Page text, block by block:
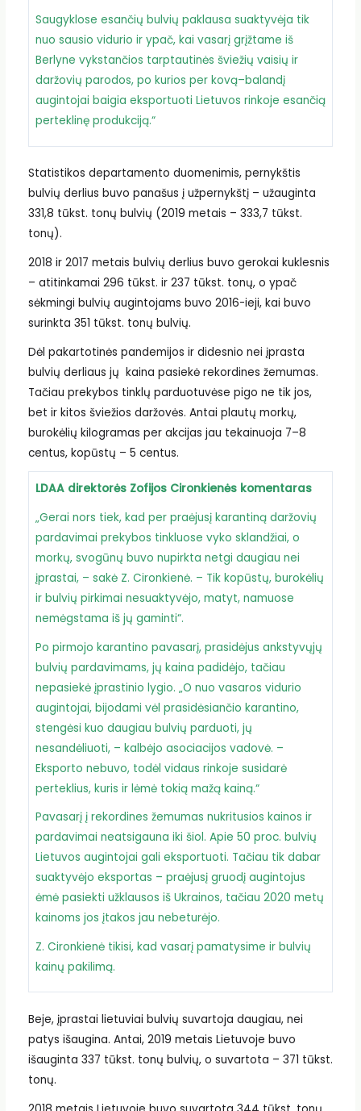
Saugyklose esančių bulvių paklausa suaktyvėja tik
nuo sausio vidurio ir ypač, kai vasarį grįžtame iš
Berlyne vykstančios tarptautinės šviežių vaisių ir
daržovių parodos, po kurios per kovą–balandį
augintojai baigia eksportuoti Lietuvos rinkoje esančią
perteklinę produkciją.“
Statistikos departamento duomenimis, pernykštis
bulvių derlius buvo panašus į užpernykštį – užauginta
331,8 tūkst. tonų bulvių (2019 metais – 333,7 tūkst.
tonų).
2018 ir 2017 metais bulvių derlius buvo gerokai kuklesnis
– atitinkamai 296 tūkst. ir 237 tūkst. tonų, o ypač
sėkmingi bulvių augintojams buvo 2016-ieji, kai buvo
surinkta 351 tūkst. tonų bulvių.
Dėl pakartotinės pandemijos ir didesnio nei įprasta
bulvių derliaus jų kaina pasiekė rekordines žemumas.
Tačiau prekybos tinklų parduotuvėse pigo ne tik jos,
bet ir kitos šviežios daržovės. Antai plautų morkų,
burokėlių kilogramas per akcijas jau tekainuoja 7–8
centus, kopūstų – 5 centus.
LDAA direktorės Zofijos Cironkienės komentaras
„Gerai nors tiek, kad per praėjusį karantiną daržovių
pardavimai prekybos tinkluose vyko sklandžiai, o
morkų, svogūnų buvo nupirkta netgi daugiau nei
įprastai, – sakė Z. Cironkienė. – Tik kopūstų, burokėlių
ir bulvių pirkimai nesuaktyvėjo, matyt, namuose
nemėgstama iš jų gaminti“.
Po pirmojo karantino pavasarį, prasidėjus ankstyvųjų
bulvių pardavimams, jų kaina padidėjo, tačiau
nepasiekė įprastinio lygio. „O nuo vasaros vidurio
augintojai, bijodami vėl prasidėsiančio karantino,
stengėsi kuo daugiau bulvių parduoti, jų
nesandėliuoti, – kalbėjo asociacijos vadovė. –
Eksporto nebuvo, todėl vidaus rinkoje susidarė
perteklius, kuris ir lėmė tokią mažą kainą.“
Pavasarį į rekordines žemumas nukritusios kainos ir
pardavimai neatsigauna iki šiol. Apie 50 proc. bulvių
Lietuvos augintojai gali eksportuoti. Tačiau tik dabar
suaktyvėjo eksportas – praėjusį gruodį augintojus
ėmė pasiekti užklausos iš Ukrainos, tačiau 2020 metų
kainoms jos įtakos jau nebeturėjo.
Z. Cironkienė tikisi, kad vasarį pamatysime ir bulvių
kainų pakilimą.
Beje, įprastai lietuviai bulvių suvartoja daugiau, nei
patys išaugina. Antai, 2019 metais Lietuvoje buvo
išauginta 337 tūkst. tonų bulvių, o suvartota – 371 tūkst.
tonų.